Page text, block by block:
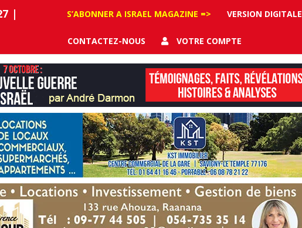
|
S’ABONNER A ISRAEL MAGAZINE => VERSION DIGITALE
CONTACTEZ-NOUS VOTRE COMPTE